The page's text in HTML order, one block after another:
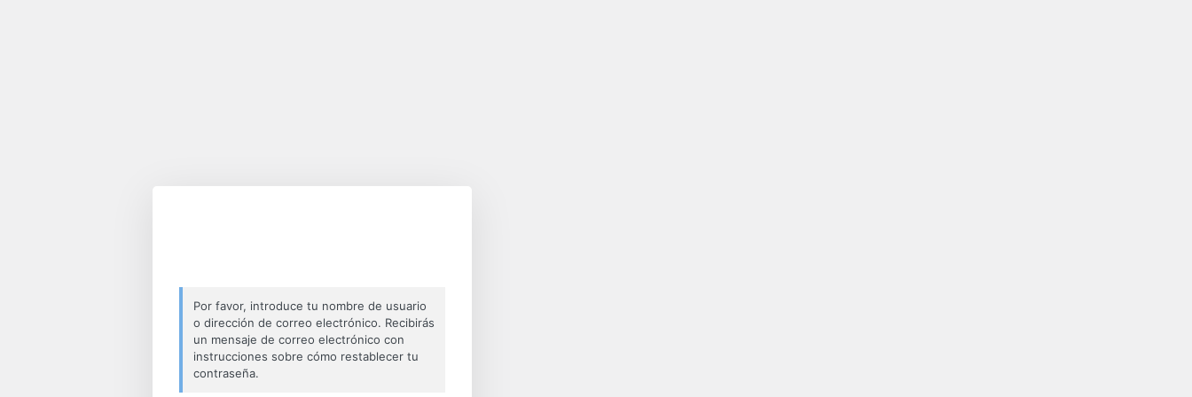
Por favor, introduce tu nombre de usuario
o dirección de correo electrónico. Recibirás
un mensaje de correo electrónico con
instrucciones sobre cómo restablecer tu
contraseña.